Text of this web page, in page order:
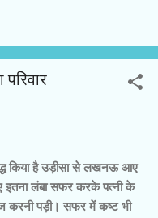
जगद्गुरुम॥ यह मंत्र अपने आप
है, महादुष्ट कंश एवं चाणूर को
सबके जगत के गुरू है उनको
06 सितम्बर 2023ः-
किया है उड़ीसा से लखनऊ आए
इतना लंबा सफर करके पत्नी के
करनी पड़ी। सफर में कष्ट भी